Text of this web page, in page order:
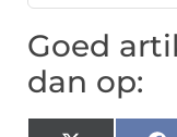
Goed
dan op: